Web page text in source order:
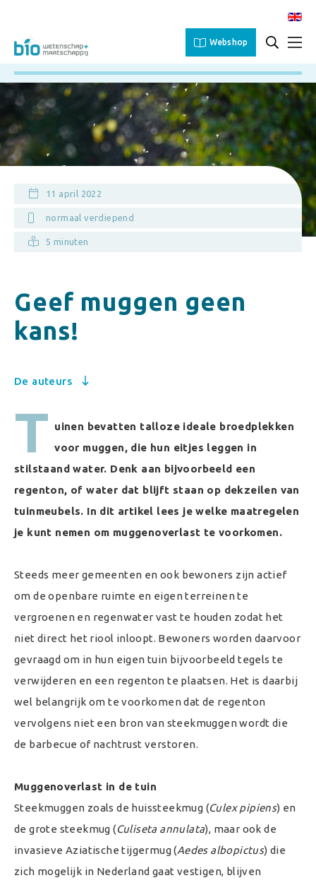
Webshop
11 april 2022
normaal verdiepend
5 minuten
Geef muggen geen
kans!
De auteurs
T uinen bevatten talloze ideale broedplekken
voor muggen, die hun eitjes leggen in
stilstaand water. Denk aan bijvoorbeeld een
regenton, of water dat blijft staan op dekzeilen van
tuinmeubels. In dit artikel lees je welke maatregelen
je kunt nemen om muggenoverlast te voorkomen.
Steeds meer gemeenten en ook bewoners zijn actief
om de openbare ruimte en eigen terreinen te
vergroenen en regenwater vast te houden zodat het
niet direct het riool inloopt. Bewoners worden daarvoor
gevraagd om in hun eigen tuin bijvoorbeeld tegels te
verwijderen en een regenton te plaatsen. Het is daarbij
wel belangrijk om te voorkomen dat de regenton
vervolgens niet een bron van steekmuggen wordt die
de barbecue of nachtrust verstoren.
Muggenoverlast in de tuin
Steekmuggen zoals de huissteekmug (Culex pipiens) en
de grote steekmug (Culiseta annulata), maar ook de
invasieve Aziatische tijgermug (Aedes albopictus) die
zich mogelijk in Nederland gaat vestigen, blijven